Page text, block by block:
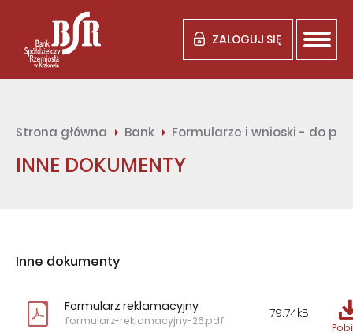
ZALOGUJ SIĘ
Strona główna Bank Formularze i wnioski - do
INNE DOKUMENTY
Inne dokumenty
Formularz reklamacyjny
formularz-reklamacyjny-26.pdf 79.74kB